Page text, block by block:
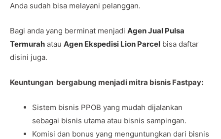
Anda sudah bisa melayani pelanggan.
Bagi anda yang berminat menjadi Agen Jual Pulsa
Termurah atau Agen Ekspedisi Lion Parcel bisa daftar
disini juga.
Keuntungan bergabung menjadi mitra bisnis Fastpay:
Sistem bisnis PPOB yang mudah dijalankan
sebagai bisnis utama atau bisnis sampingan.
Komisi dan bonus yang menguntungkan dari bisnis